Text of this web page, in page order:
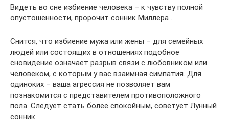
Видеть во сне избиение человека – к чувству полной
опустошенности, пророчит сонник Миллера .
Снится, что избиение мужа или жены – для семейных
людей или состоящих в отношениях подобное
сновидение означает разрыв связи с любовником или
человеком, с которым у вас взаимная симпатия. Для
одиноких – ваша агрессия не позволяет вам
познакомится с представителем противоположного
пола. Следует стать более спокойным, советует Лунный
сонник.